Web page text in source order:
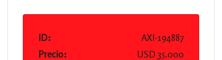
ID:
AXI-194887
Precio:
USD 35.000